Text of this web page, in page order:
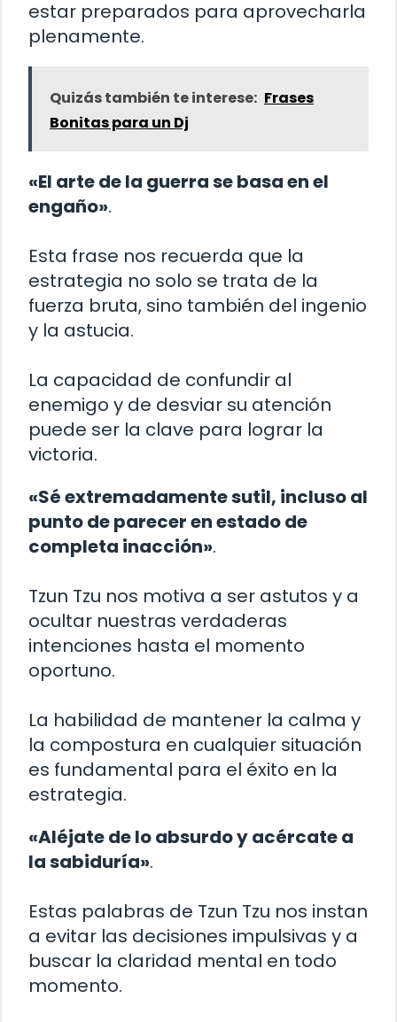
estar preparados para aprovecharla
plenamente.
Quizás también te interese: Frases
Bonitas para un Dj
«El arte de la guerra se basa en el
engaño».
Esta frase nos recuerda que la
estrategia no solo se trata de la
fuerza bruta, sino también del ingenio
y la astucia.
La capacidad de confundir al
enemigo y de desviar su atención
puede ser la clave para lograr la
victoria.
«Sé extremadamente sutil, incluso al
punto de parecer en estado de
completa inacción».
Tzun Tzu nos motiva a ser astutos y a
ocultar nuestras verdaderas
intenciones hasta el momento
oportuno.
La habilidad de mantener la calma y
la compostura en cualquier situación
es fundamental para el éxito en la
estrategia.
«Aléjate de lo absurdo y acércate a
la sabiduría».
Estas palabras de Tzun Tzu nos instan
a evitar las decisiones impulsivas y a
buscar la claridad mental en todo
momento.